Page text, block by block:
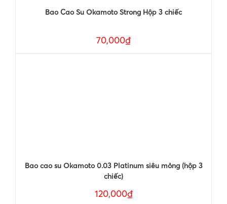
Bao Cao Su Okamoto Strong Hộp 3 chiếc
70,000₫
Bao cao su Okamoto 0.03 Platinum siêu mỏng (hộp 3
chiếc)
120,000₫